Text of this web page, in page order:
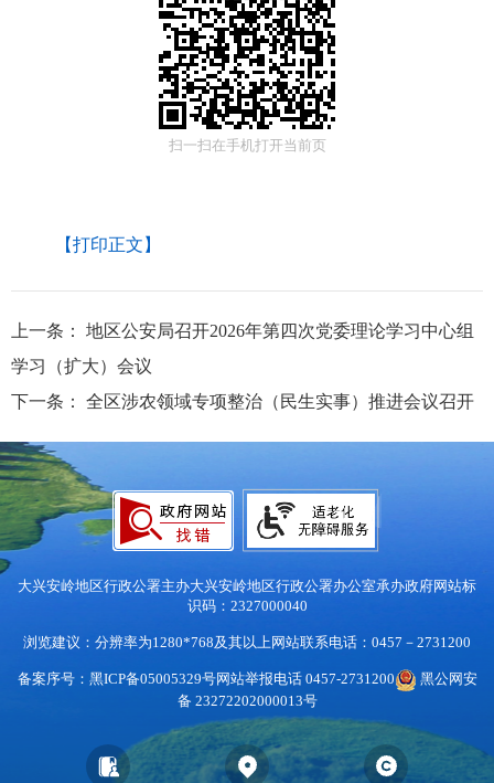
扫一扫在手机打开当前页
【打印正文】
上一条：
地区公安局召开2026年第四次党委理论学习中心组
学习（扩大）会议
下一条：
全区涉农领域专项整治（民生实事）推进会议召开
大兴安岭地区行政公署主办大兴安岭地区行政公署办公室承办政府网站标
识码：2327000040
浏览建议：分辨率为1280*768及其以上网站联系电话：0457－2731200
备案序号：黑ICP备05005329号网站举报电话 0457-2731200
黑公网安
备 23272202000013号